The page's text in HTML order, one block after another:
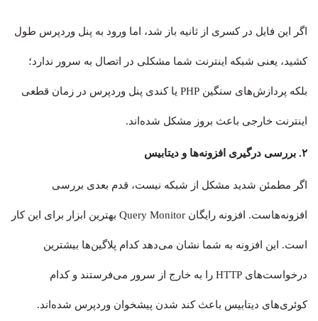
اگر این فایل در کسری از ثانیه باز شد، اما ورود به پنل وردپرس طول
کشید، یعنی شبکه اینترنت شما مشکلی در اتصال به سرور ندارد؛
بلکه پردازش‌های سنگین PHP یا کندی پنل وردپرس در زمان قطعی
اینترنت خارجی باعث بروز مشکل شده‌اند.
۲. بررسی درگیری افزونه‌ها و دیتابیس
اگر مطمئن شدید مشکل از شبکه نیست، قدم بعدی بررسی
افزونه‌هاست. افزونه رایگان Query Monitor بهترین ابزار برای این کار
است. این افزونه به شما نشان می‌دهد کدام پلاگین‌ها بیشترین
درخواست‌های HTTP را به خارج از سرور می‌فرستند و کدام
کوئری‌های دیتابیس باعث کند شدن پیشخوان وردپرس شده‌اند.